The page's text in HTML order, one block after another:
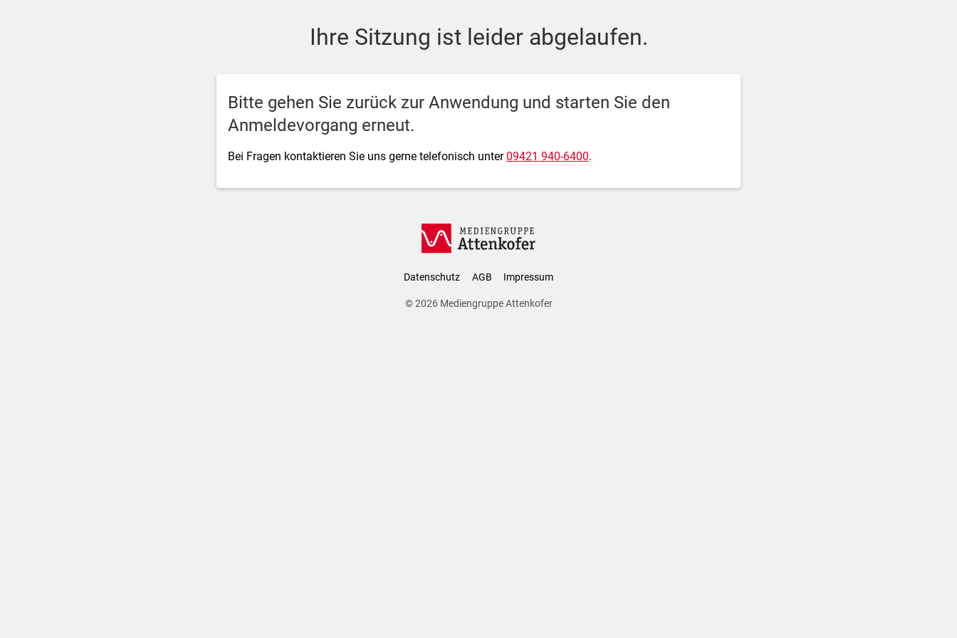
SSO Single-Sign-On der Mediengruppe Attenkofer
Ihre Sitzung ist leider abgelaufen.
Bitte gehen Sie zurück zur Anwendung und starten Sie den
Anmeldevorgang erneut.
Bei Fragen kontaktieren Sie uns gerne telefonisch unter09421 940-6400.
Datenschutz AGB Impressum
© 2026 Mediengruppe Attenkofer